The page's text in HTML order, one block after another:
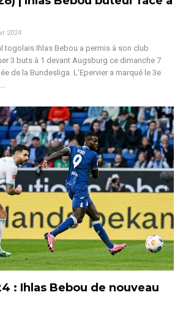
2024
togolais Ihlas Bebou a permis à son club
3 buts à 1 devant Augsburg ce dimanche 7
de la Bundesliga. L'Epervier a marqué le 3e
: Ihlas Bebou de nouveau